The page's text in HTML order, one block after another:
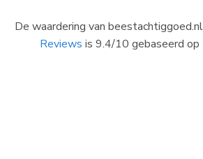
De waardering van
Reviews is 9.4/10 gebaseerd